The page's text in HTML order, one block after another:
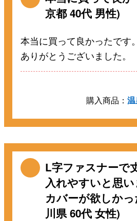
京都 40代 男性)
本当に買って良かったです。
ありがとうございました。
購入商品：
L字ファスナーで
入れやすいと思
カバーが欲しか
川県 60代 女性)